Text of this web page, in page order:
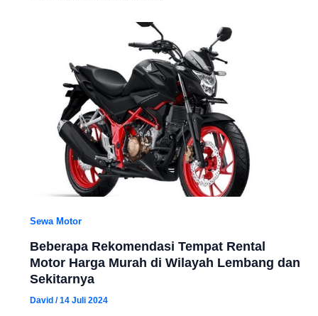
Sewa Motor
Beberapa Rekomendasi Tempat Rental
Motor Harga Murah di Wilayah Lembang dan
Sekitarnya
David /14 Juli 2024